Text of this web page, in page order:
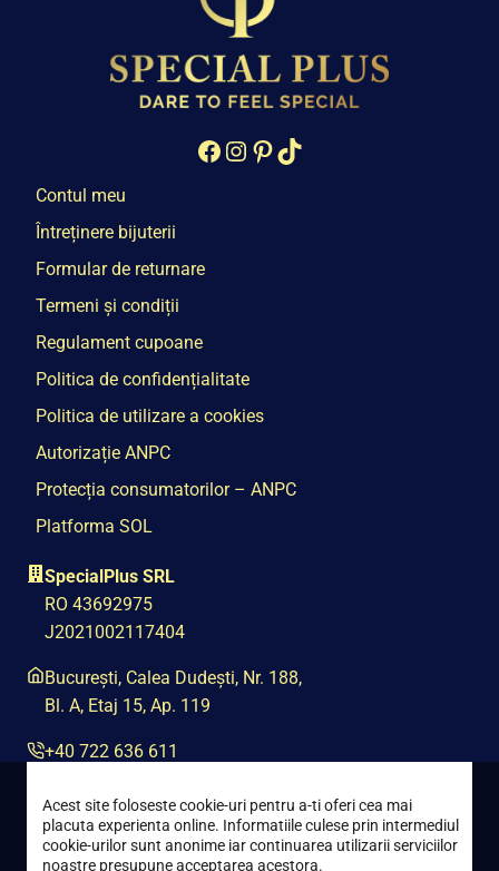
Facebook
Instagram
Pinterest
TikTok
Contul meu
Întreținere bijuterii
Formular de returnare
Termeni și condiții
Regulament cupoane
Politica de confidențialitate
Politica de utilizare a cookies
Autorizație ANPC
Protecția consumatorilor – ANPC
Platforma SOL
SpecialPlus SRL
RO 43692975
J2021002117404
București, Calea Dudești, Nr. 188,
Bl. A, Etaj 15, Ap. 119
+40 722 636 611
contact@special-plus.ro
Acest site foloseste cookie-uri pentru a-ti oferi cea mai
placuta experienta online. Informatiile culese prin intermediul
cookie-urilor sunt anonime iar continuarea utilizarii serviciilor
noastre presupune acceptarea acestora.